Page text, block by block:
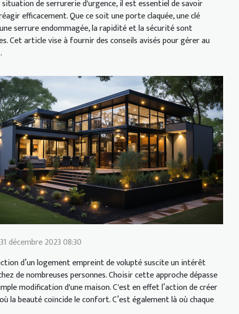
situation de serrurerie d'urgence, il est essentiel de savoir
efficacement. Que ce soit une porte claquée, une clé
serrure endommagée, la rapidité et la sécurité sont
Cet article vise à fournir des conseils avisés pour gérer au
décembre 2023 08:30
d’un logement empreint de volupté suscite un intérêt
de nombreuses personnes. Choisir cette approche dépasse
modification d'une maison. C'est en effet l’action de créer
la beauté coïncide le confort. C’est également là où chaque